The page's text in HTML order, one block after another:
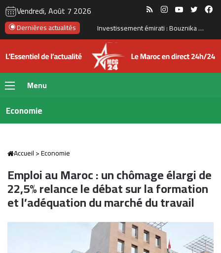
Vendredi, Août 7 2026 RSS InstagramYouTube
Dernières actualités Le Maroc se prépare à accueillir la première gigafactory africaine de batteries électriques, pour un investissement de 65 milliards de dirhams
Menu
Economie
Accueil>Economie
Emploi au Maroc : un chômage élargi de
22,5% relance le débat sur la formation
et l’adéquation du marché du travail